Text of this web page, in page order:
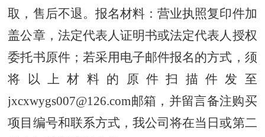
取，售后不退。报名材料：营业执照复印件加
盖公章，法定代表人证明书或法定代表人授权
委托书原件；若采用电子邮件报名的方式，须
将以上材料的原件扫描件发至
jxcxwygs007@126.com邮箱，并留言备注购买
项目编号和联系方式，我公司将在当日或第二